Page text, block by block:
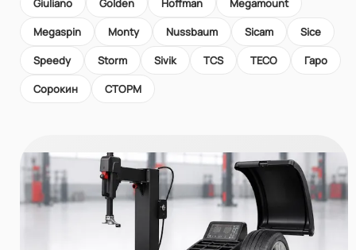
Giuliano
Golden Hoffman
Megamount
Megaspin
Monty Nussbaum Sicam
Sice
Speedy
Storm Sivik TCS TECO
Гаро
Сорокин
СТОРМ